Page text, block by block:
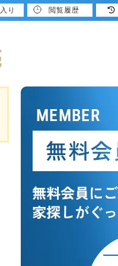
り 閲覧履歴